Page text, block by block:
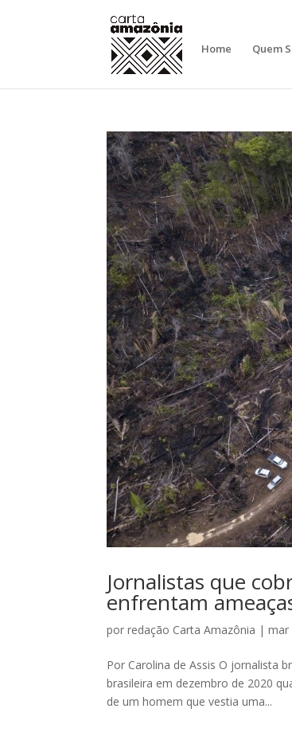
Home Quem
Jornalistas que
enfrentam
porredação Carta Amazônia |mar
Por Carolina de Assis O jornalista
brasileira em dezembro de 2020
de um homem que vestia uma...